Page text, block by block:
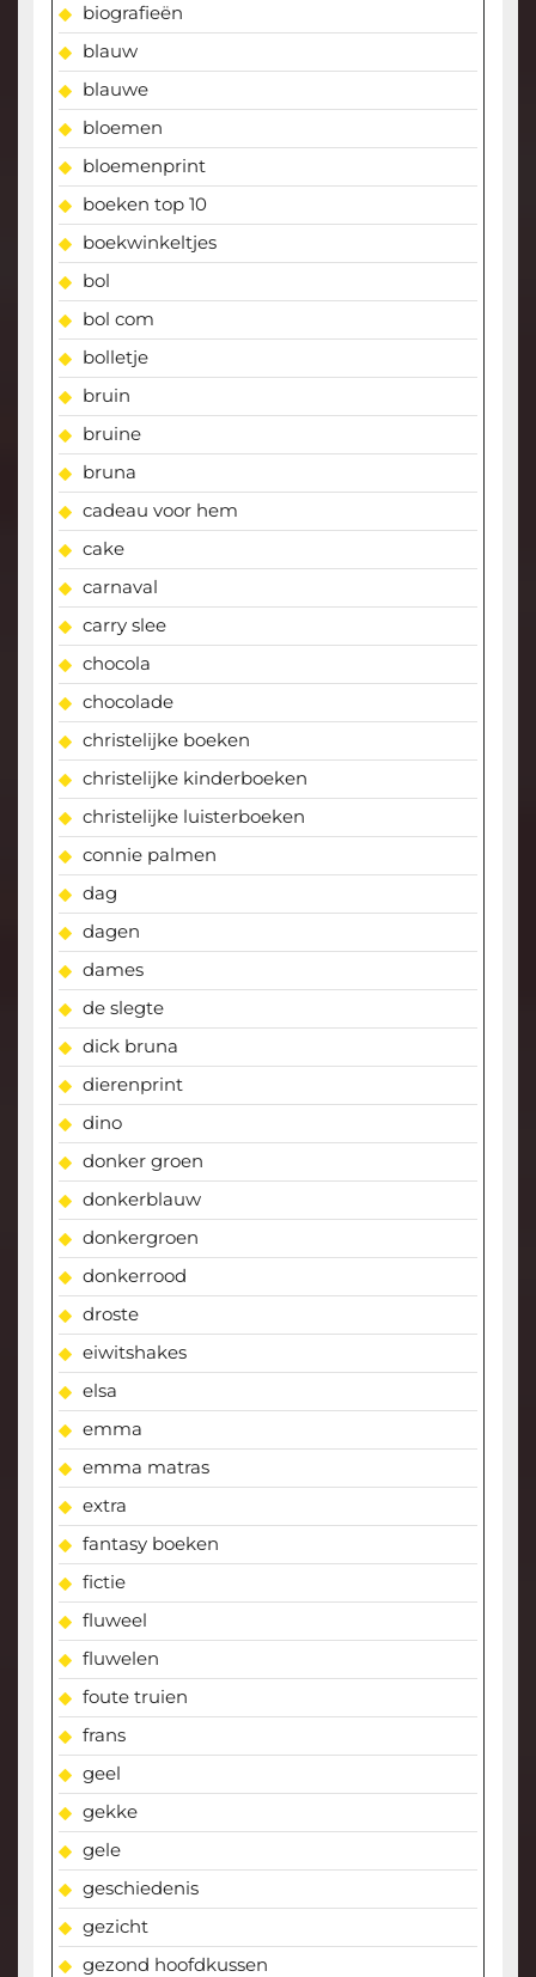
biografieën
blauw
blauwe
bloemen
bloemenprint
boeken top 10
boekwinkeltjes
bol
bol com
bolletje
bruin
bruine
bruna
cadeau voor hem
cake
carnaval
carry slee
chocola
chocolade
christelijke boeken
christelijke kinderboeken
christelijke luisterboeken
connie palmen
dag
dagen
dames
de slegte
dick bruna
dierenprint
dino
donker groen
donkerblauw
donkergroen
donkerrood
droste
eiwitshakes
elsa
emma
emma matras
extra
fantasy boeken
fictie
fluweel
fluwelen
foute truien
frans
geel
gekke
gele
geschiedenis
gezicht
gezond hoofdkussen